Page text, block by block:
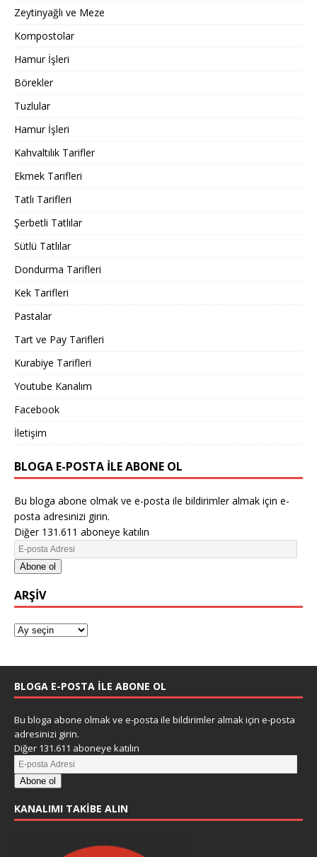
Zeytinyağlı ve Meze
Kompostolar
Hamur İşleri
Börekler
Tuzlular
Hamur İşleri
Kahvaltılık Tarifler
Ekmek Tarifleri
Tatlı Tarifleri
Şerbetli Tatlılar
Sütlü Tatlılar
Dondurma Tarifleri
Kek Tarifleri
Pastalar
Tart ve Pay Tarifleri
Kurabiye Tarifleri
Youtube Kanalım
Facebook
İletişim
BLOGA E-POSTA ILE ABONE OL
Bu bloga abone olmak ve e-posta ile bildirimler almak için e-
posta adresinizi girin.
Diğer 131.611 aboneye katılın
Abone ol
ARŞIV
BLOGA E-POSTA ILE ABONE OL
Bu bloga abone olmak ve e-posta ile bildirimler almak için e-posta
adresinizi girin.
Diğer 131.611 aboneye katılın
Abone ol
KANALIMI TAKIBE ALIN